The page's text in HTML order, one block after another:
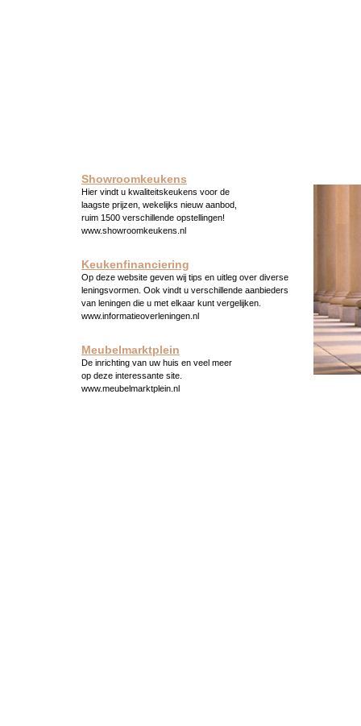
Showroomkeukens
Hier vindt u kwaliteitskeukens voor de
laagste prijzen, wekelijks nieuw aanbod,
ruim 1500 verschillende opstellingen!
www.showroomkeukens.nl
Keukenfinanciering
Op deze website geven wij tips en uitleg over diverse
leningsvormen. Ook vindt u verschillende aanbieders
van leningen die u met elkaar kunt vergelijken.
www.informatieoverleningen.nl
Meubelmarktplein
De inrichting van uw huis en veel meer
op deze interessante site.
www.meubelmarktplein.nl